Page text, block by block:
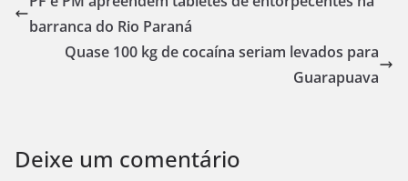
barranca do Rio Paraná
Quase 100 kg de cocaína seriam levados para
Guarapuava
Deixe um comentário